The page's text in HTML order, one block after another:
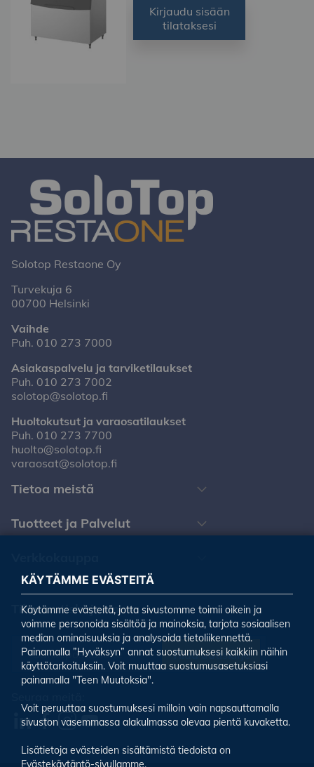
Kirjaudu sisään
tilataksesi
Solotop Restaone Oy
Turvekuja 6
00700 Helsinki
Vaihde
Puh. 010 273 7000
Asiakaspalvelu ja tarviketilaukset
Puh. 010 273 7002
solotop@solotop.fi
Huoltokutsut ja varaosatilaukset
Puh. 010 273 7700
huolto@solotop.fi
varaosat@solotop.fi
Tietoa meistä
Tuotteet ja Palvelut
Tilaa uutiskirjeemme
Tilaa uutiskirje
KÄYTÄMME EVÄSTEITÄ
Käytämme evästeitä, jotta sivustomme toimii oikein ja
voimme personoida sisältöä ja mainoksia, tarjota sosiaalisen
median ominaisuuksia ja analysoida tietoliikennettä.
Painamalla ”Hyväksyn” annat suostumuksesi kaikkiin näihin
käyttötarkoituksiin. Voit muuttaa suostumusasetuksiasi
painamalla "Teen Muutoksia".
Voit peruuttaa suostumuksesi milloin vain napsauttamalla
sivuston vasemmassa alakulmassa olevaa pientä kuvaketta.
Lisätietoja evästeiden sisältämistä tiedoista on
Evästekäytäntö-sivullamme.